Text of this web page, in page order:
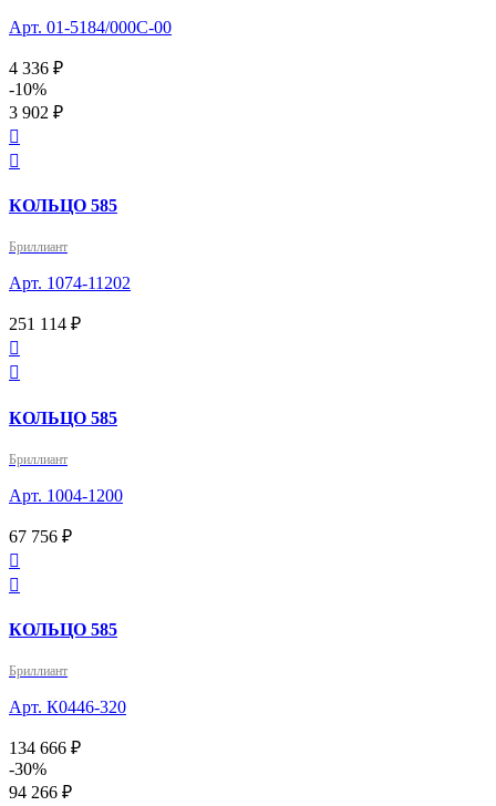
Арт. 01-5184/000С-00
4 336 ₽
-10%
3 902 ₽


КОЛЬЦО 585
Бриллиант
Арт. 1074-11202
251 114 ₽


КОЛЬЦО 585
Бриллиант
Арт. 1004-1200
67 756 ₽


КОЛЬЦО 585
Бриллиант
Арт. К0446-320
134 666 ₽
-30%
94 266 ₽